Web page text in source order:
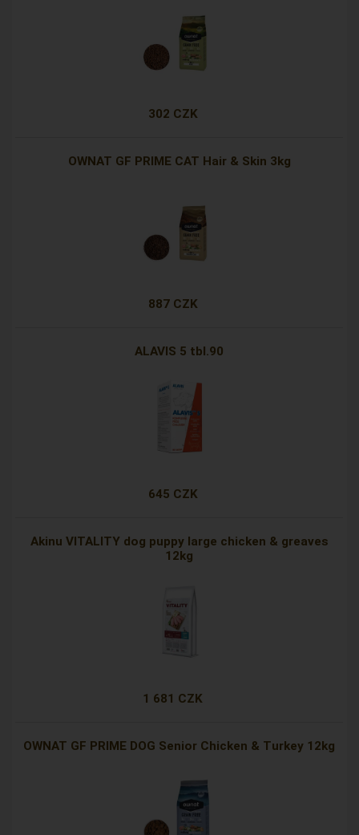
302 CZK
OWNAT GF PRIME CAT Hair & Skin 3kg
887 CZK
ALAVIS 5 tbl.90
645 CZK
Akinu VITALITY dog puppy large chicken & greaves
12kg
1 681 CZK
OWNAT GF PRIME DOG Senior Chicken & Turkey 12kg